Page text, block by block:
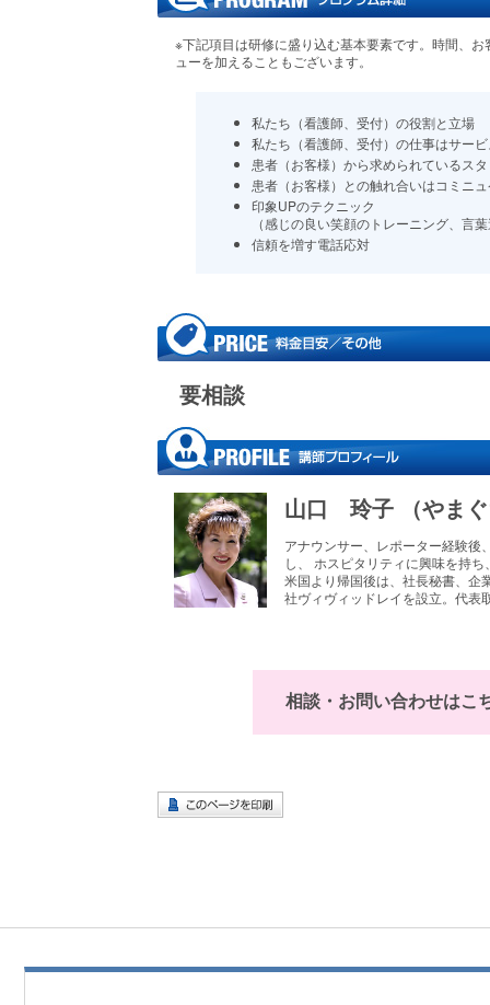
※下記項目は研修に盛り込む基本要素です。時間、
ューを加えることもございます。
私たち（看護師、受付）の役割と立場
私たち（看護師、受付）の仕事はサー
患者（お客様）から求められているス
患者（お客様）との触れ合いはコミニ
印象UPのテクニック
（感じの良い笑顔のトレーニング、言
信頼を増す電話応対
要相談
山口 玲子 （やま
アナウンサー、レポーター経験後
し、 ホスピタリティに興味を持
米国より帰国後は、社長秘書、企
社ヴィヴィッドレイを設立。代表
相談・お問い合わせはこ